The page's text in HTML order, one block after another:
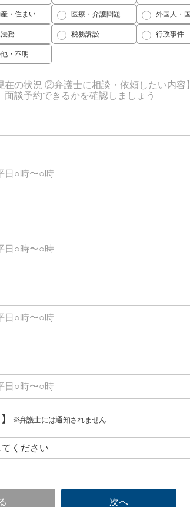
・住まい 医療・介護問題 外国人・
務 税務訴訟 行政事件
・不明
※弁護士には通知されません